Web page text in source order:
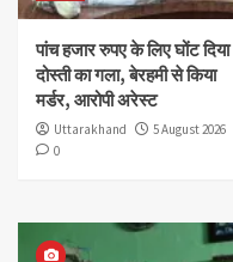
पांच हजार रुपए के लिए घोंट दिया
दोस्ती का गला, बेरहमी से किया
मर्डर, आरोपी अरेस्ट
Uttarakhand
5 August 2026
0